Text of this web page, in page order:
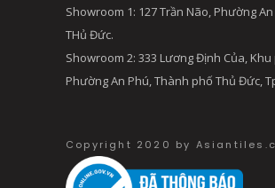
Showroom 1: 127 Trần Não, Phường
THủ Đức.
Showroom 2: 333 Lương Định Của, Khu
Phường An Phú, Thành phố Thủ Đức,
Copyright 2020 by